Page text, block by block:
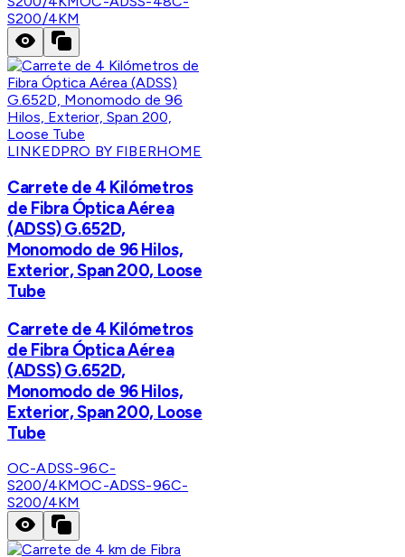
S200/4KM
LINKEDPRO BY FIBERHOME
Carrete de 4 Kilómetros
de Fibra Óptica Aérea
(ADSS) G.652D,
Monomodo de 96 Hilos,
Exterior, Span 200, Loose
Tube
Carrete de 4 Kilómetros
de Fibra Óptica Aérea
(ADSS) G.652D,
Monomodo de 96 Hilos,
Exterior, Span 200, Loose
Tube
OC-ADSS-96C-
S200/4KMOC-ADSS-96C-
S200/4KM